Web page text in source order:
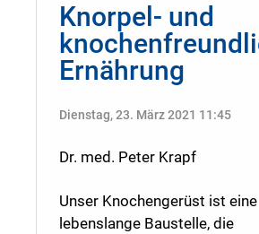
Knorpel- und
Ernährung
Dienstag, 23. März 2021 11:45
Dr. med. Peter Krapf
Unser Knochengerüst ist eine
lebenslange Baustelle, die